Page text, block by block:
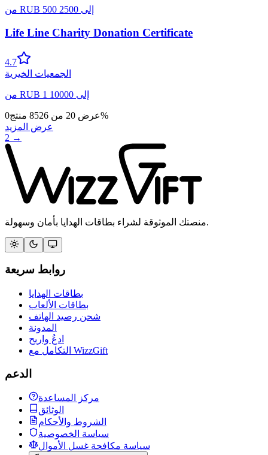
من RUB 500 إلى 2500
Life Line Charity Donation Certificate
4.7
الجمعيات الخيرية
من RUB 1 إلى 10000
عرض 20 من 8526 منتج0
%
عرض المزيد
2 →
منصتك الموثوقة لشراء بطاقات الهدايا بأمان وسهولة.
روابط سريعة
بطاقات الهدايا
بطاقات الألعاب
شحن رصيد الهاتف
المدونة
ادعُ واربح
التكامل مع WizzGift
الدعم
مركز المساعدة
الوثائق
الشروط والأحكام
سياسة الخصوصية
سياسة مكافحة غسل الأموال